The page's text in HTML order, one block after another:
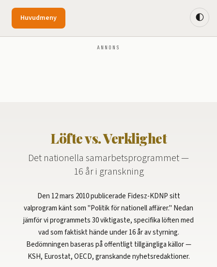
Huvudmeny
ANNONS
🌓
Löfte vs. Verklighet
Det nationella samarbetsprogrammet —
16 år i granskning
Den 12 mars 2010 publicerade Fidesz-KDNP sitt
valprogram känt som "Politik för nationell affärer." Nedan
jämför vi programmets 30 viktigaste, specifika löften med
vad som faktiskt hände under 16 år av styrning.
Bedömningen baseras på offentligt tillgängliga källor —
KSH, Eurostat, OECD, granskande nyhetsredaktioner.